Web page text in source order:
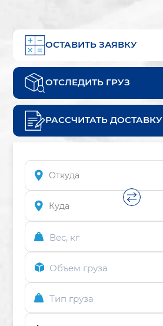
ОСТАВИТЬ ЗАЯВКУ
ОТСЛЕДИТЬ ГРУЗ
РАССЧИТАТЬ ДОСТАВКУ
Вес, кг
Объем груза
Тип груза